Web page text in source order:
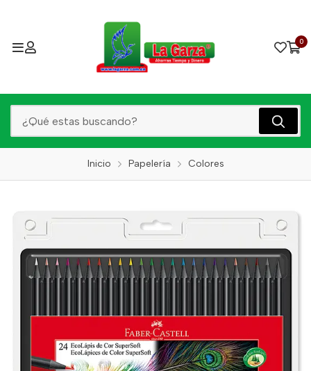
0
Inicio Papelería Colores